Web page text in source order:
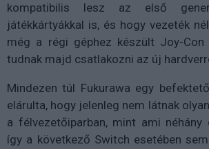
kompatibilis lesz az első
játékkártyákkal is, és hogy vezeték
még a régi géphez készült Joy-
tudnak majd csatlakozni az új
Mindezen túl Fukurawa egy
elárulta, hogy jelenleg nem látnak
a félvezetőiparban, mint ami
így a következő Switch esetében